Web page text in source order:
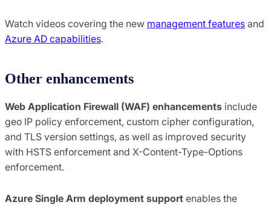
Watch videos covering the new management features and
Azure AD capabilities.
Other enhancements
Web Application Firewall (WAF) enhancements include
geo IP policy enforcement, custom cipher configuration,
and TLS version settings, as well as improved security
with HSTS enforcement and X-Content-Type-Options
enforcement.
Azure Single Arm deployment support enables the